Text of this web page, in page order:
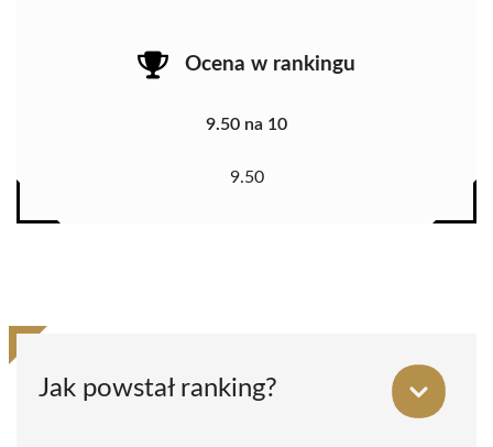
Ocena w rankingu
9.50 na 10
9.50
Jak powstał ranking?